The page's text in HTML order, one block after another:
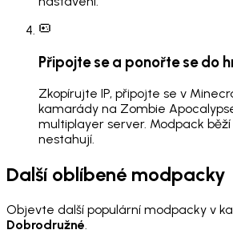
Připojte se a ponořte se do
Zkopírujte IP, připojte se v
kamarády na Zombie
multiplayer server. Modpack
nestahují.
Další oblíbené modpacky
Objevte další populární modpacky v
Dobrodružné.